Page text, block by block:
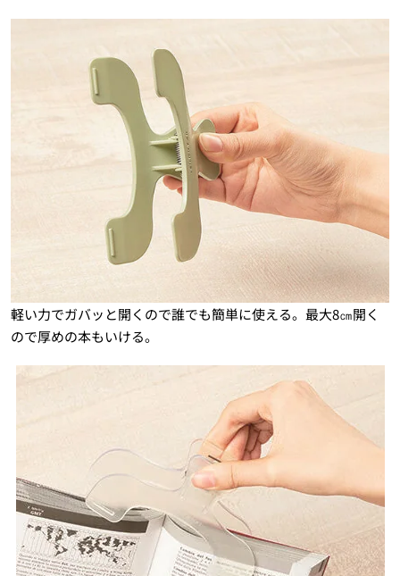
軽い力でガバッと開くので誰でも簡単に使える。最大8㎝開く
ので厚めの本もいける。